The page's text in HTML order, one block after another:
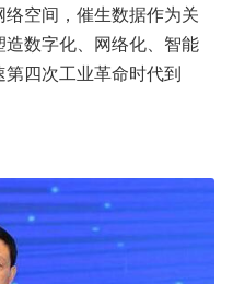
空间，催生数据作为关
数字化、网络化、智能
四次工业革命时代到